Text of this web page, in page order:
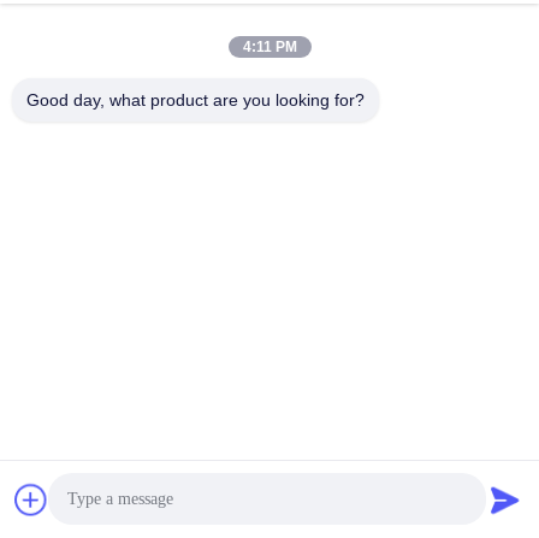
4:11 PM
Good day, what product are you looking for?